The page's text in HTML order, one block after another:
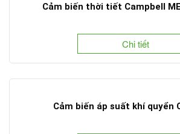
Cảm biến thời tiết Campbell
Chi tiết
Cảm biến áp suất khí quyển